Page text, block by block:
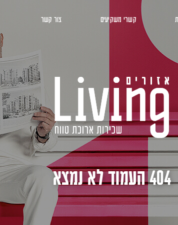
קשרי משקיעים צור קשר
404 העמוד לא נמצא